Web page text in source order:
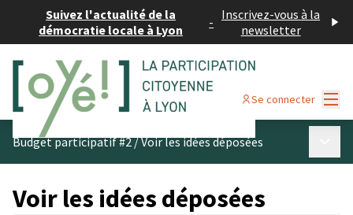
Suivez l'actualité de la
démocratie locale à Lyon
- Inscrivez-vous à la
newsletter
Se connecter
Budget participatif #2/Voir les idées déposées
Voir les idées déposées